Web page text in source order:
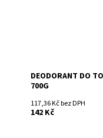
DEODORANT DO
700G
117,36 Kč bez DPH
142 Kč